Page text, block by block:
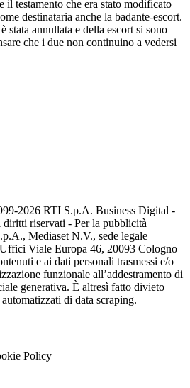
il testamento che era stato modificato
destinataria anche la badante-escort.
stata annullata e della escort si sono
che i due non continuino a vedersi
2026 RTI S.p.A. Business Digital -
riservati - Per la pubblicità
Mediaset N.V., sede legale
Viale Europa 46, 20093 Cologno
e ai dati personali trasmessi e/o
funzionale all’addestramento di
generativa. È altresì fatto divieto
di data scraping.
Policy